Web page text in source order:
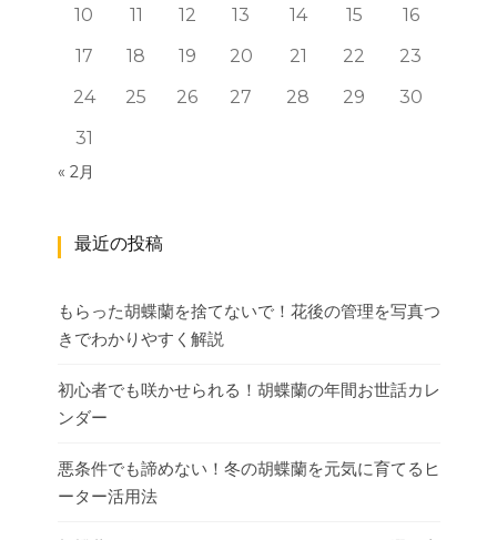
10
11 12 13 14 15
16
17
18 19 20 21 22
23
24
25 26 27 28 29
30
31
« 2月
最近の投稿
もらった胡蝶蘭を捨てないで！花後の管理を写真つ
きでわかりやすく解説
初心者でも咲かせられる！胡蝶蘭の年間お世話カレ
ンダー
悪条件でも諦めない！冬の胡蝶蘭を元気に育てるヒ
ーター活用法